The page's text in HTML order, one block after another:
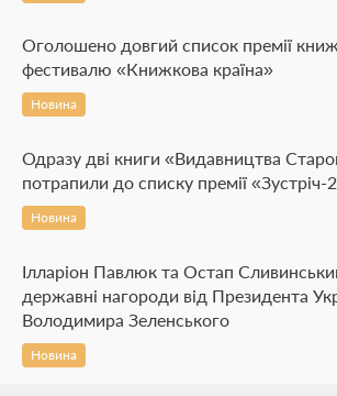
Оголошено довгий список премії
фестивалю «Книжкова країна»
Новина
Одразу дві книги «Видавництва
потрапили до списку премії «Зустріч-
Новина
Ілларіон Павлюк та Остап
державні нагороди від Президента
Володимира Зеленського
Новина